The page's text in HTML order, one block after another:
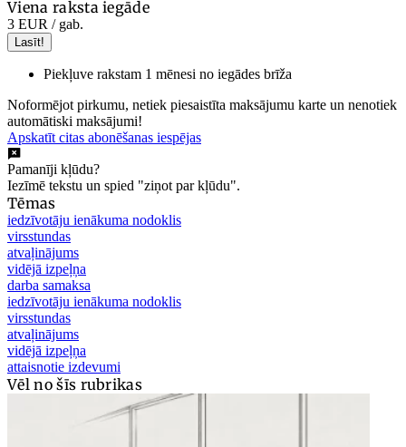
Viena raksta iegāde
3 EUR / gab.
Lasīt!
Piekļuve rakstam 1 mēnesi no iegādes brīža
Noformējot pirkumu, netiek piesaistīta maksājumu karte un nenotiek
automātiski maksājumi!
Apskatīt citas abonēšanas iespējas
Pamanīji kļūdu?
Iezīmē tekstu un spied "ziņot par kļūdu".
Tēmas
iedzīvotāju ienākuma nodoklis
virsstundas
atvaļinājums
vidējā izpeļņa
darba samaksa
iedzīvotāju ienākuma nodoklis
virsstundas
atvaļinājums
vidējā izpeļņa
attaisnotie izdevumi
Vēl no šīs rubrikas